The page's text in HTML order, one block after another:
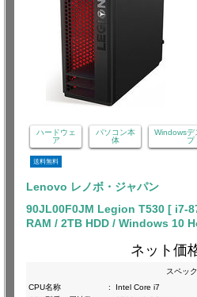
ハードウェ
ア
パソコン本
体
Windowsデ
プ
送料無料
Lenovo レノボ・ジャパン
90JL00F0JM Legion T530 [ i7-
RAM / 2TB HDD / Windows 10
ネット価
スペック
CPU名称
:
Intel Core i7